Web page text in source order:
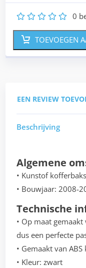
5
4
3
2 0
TOEVOEGEN
EEN REVIEW
Beschrijving
Algemene
• Kunstof
• Bouwjaar: 2008-
Technische
• Op maat
dus een perfecte
• Gemaakt van
• Kleur: zwart